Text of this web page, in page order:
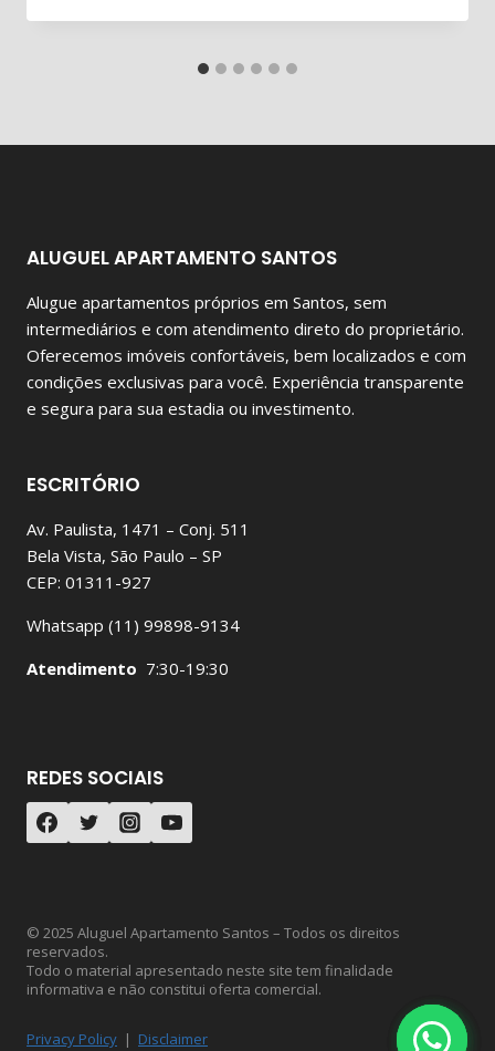
ALUGUEL APARTAMENTO SANTOS
Alugue apartamentos próprios em Santos, sem
intermediários e com atendimento direto do proprietário.
Oferecemos imóveis confortáveis, bem localizados e com
condições exclusivas para você. Experiência transparente
e segura para sua estadia ou investimento.
ESCRITÓRIO
Av. Paulista, 1471 – Conj. 511
Bela Vista, São Paulo – SP
CEP: 01311-927
Whatsapp (11) 99898-9134
Atendimento 7:30-19:30
REDES SOCIAIS
© 2025 Aluguel Apartamento Santos – Todos os direitos
reservados.
Todo o material apresentado neste site tem finalidade
informativa e não constitui oferta comercial.
Privacy Policy | Disclaimer